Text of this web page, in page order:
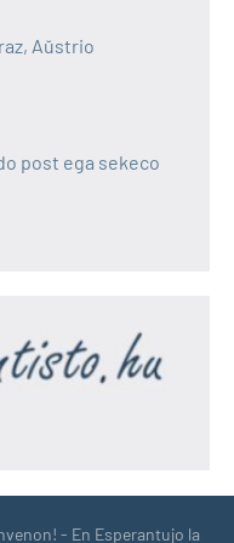
Aŭstrio
post ega sekeco
- En Esperantujo la